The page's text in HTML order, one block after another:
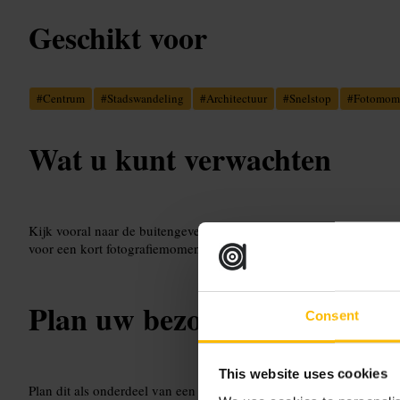
Consent
This website uses cookies
Geschikt voor
#Centrum #Stadswandeling #Architectuur #Snelstop #
Wat u kunt verwachten
Kijk vooral naar de buitengevel en straatcontext. Er zijn geen
voor een kort fotografiemoment en om je route te bepalen.
Plan uw bezoek
Plan dit als onderdeel van een wandeling door de buurt.